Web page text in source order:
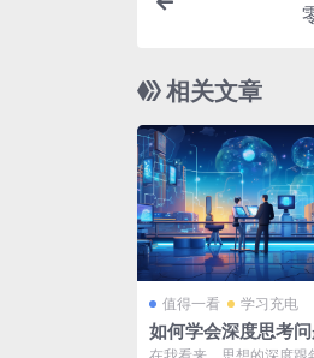
相关文章
值得一看 学习充电
如何学会深度思考问
成为理性的人